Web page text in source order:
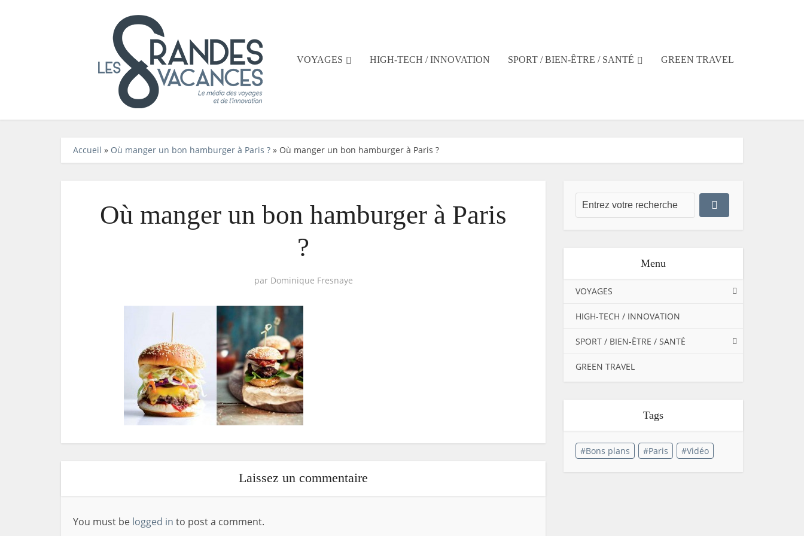
VOYAGES HIGH-TECH / INNOVATION SPORT / BIEN-ÊTRE / SANTÉ GREEN TRAVEL
Accueil » Où manger un bon hamburger à Paris ? » Où manger un bon hamburger à Paris ?
Où manger un bon hamburger à Paris
?
par Dominique Fresnaye
Laissez un commentaire
You must be logged in to post a comment.
Menu
VOYAGES
HIGH-TECH / INNOVATION
SPORT / BIEN-ÊTRE / SANTÉ
GREEN TRAVEL
Tags
Bons plans Paris Vidéo